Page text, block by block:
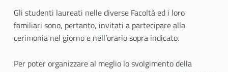
l
d
i
Gli studenti laureati nelle diverse Facoltà ed i loro
familiari sono, pertanto, invitati a partecipare alla
cerimonia nel giorno e nell’orario sopra indicato.
Per poter organizzare al meglio lo svolgimento della